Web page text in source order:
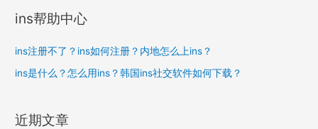
ins帮助中心
ins注册不了？ins如何注册？内地怎么上ins？
ins是什么？怎么用ins？韩国ins社交软件如何下载？
近期文章